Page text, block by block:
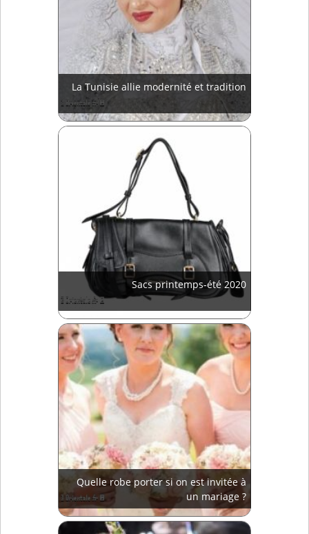
La Tunisie allie modernité et tradition
Sacs printemps-été 2020
Quelle robe porter si on est invitée à
un mariage ?